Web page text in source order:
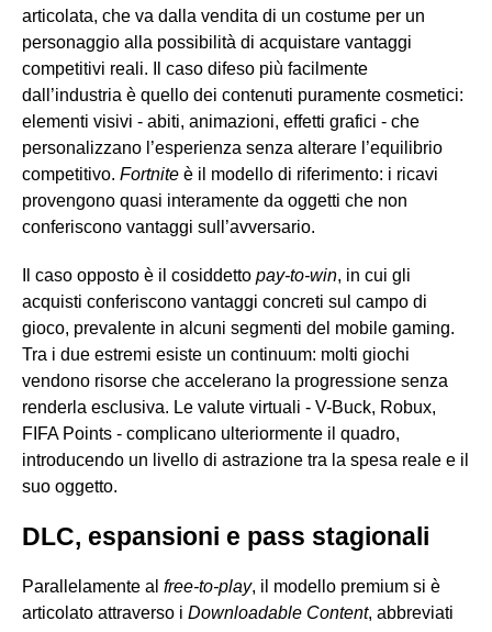
articolata, che va dalla vendita di un costume per un
personaggio alla possibilità di acquistare vantaggi
competitivi reali. Il caso difeso più facilmente
dall’industria è quello dei contenuti puramente cosmetici:
elementi visivi - abiti, animazioni, effetti grafici - che
personalizzano l’esperienza senza alterare l’equilibrio
competitivo. Fortnite è il modello di riferimento: i ricavi
provengono quasi interamente da oggetti che non
conferiscono vantaggi sull’avversario.
Il caso opposto è il cosiddetto pay-to-win, in cui gli
acquisti conferiscono vantaggi concreti sul campo di
gioco, prevalente in alcuni segmenti del mobile gaming.
Tra i due estremi esiste un continuum: molti giochi
vendono risorse che accelerano la progressione senza
renderla esclusiva. Le valute virtuali - V-Buck, Robux,
FIFA Points - complicano ulteriormente il quadro,
introducendo un livello di astrazione tra la spesa reale e il
suo oggetto.
DLC, espansioni e pass stagionali
Parallelamente al free-to-play, il modello premium si è
articolato attraverso i Downloadable Content, abbreviati